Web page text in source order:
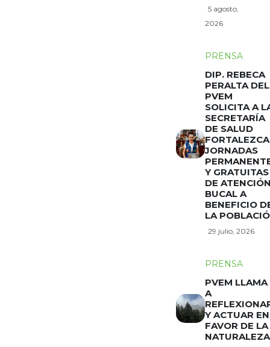
5 agosto,
2026
PRENSA
DIP. REBECA
PERALTA DEL
PVEM
SOLICITA A
SECRETARÍA
DE SALUD
FORTALEZCA
JORNADAS
Y GRATUITAS
DE
BUCAL A
BENEFICIO
LA
29 julio, 2026
PRENSA
PVEM LLAMA
A
Y ACTUAR EN
FAVOR DE LA
NATURALEZA